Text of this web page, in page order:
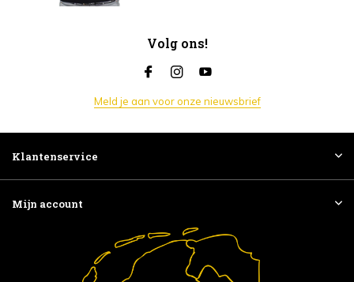
Volg ons!
Meld je aan voor onze nieuwsbrief
Klantenservice
Mijn account